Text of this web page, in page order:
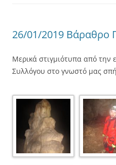
26/01/2019 Βάραθρο
Μερικά στιγμιότυπα από την
Συλλόγου στο γνωστό μας